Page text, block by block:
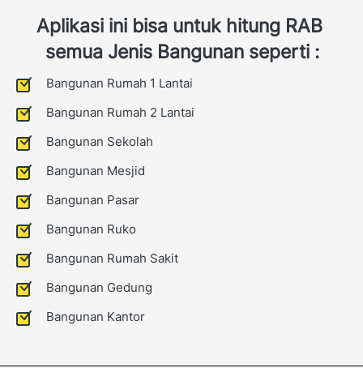
Aplikasi ini bisa untuk hitung RAB
semua Jenis Bangunan seperti :
Bangunan Rumah 1 Lantai
Bangunan Rumah 2 Lantai
Bangunan Sekolah
Bangunan Mesjid
Bangunan Pasar
Bangunan Ruko
Bangunan Rumah Sakit
Bangunan Gedung
Bangunan Kantor